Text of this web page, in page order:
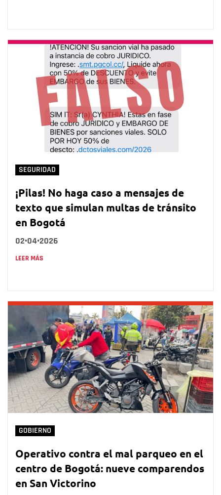
SEGURIDAD
¡Pilas! No haga caso a mensajes de
texto que simulan multas de tránsito
en Bogotá
02•04•2026
LEER MÁS
GOBIERNO
Operativo contra el mal parqueo en el
centro de Bogotá: nueve comparendos
en San Victorino